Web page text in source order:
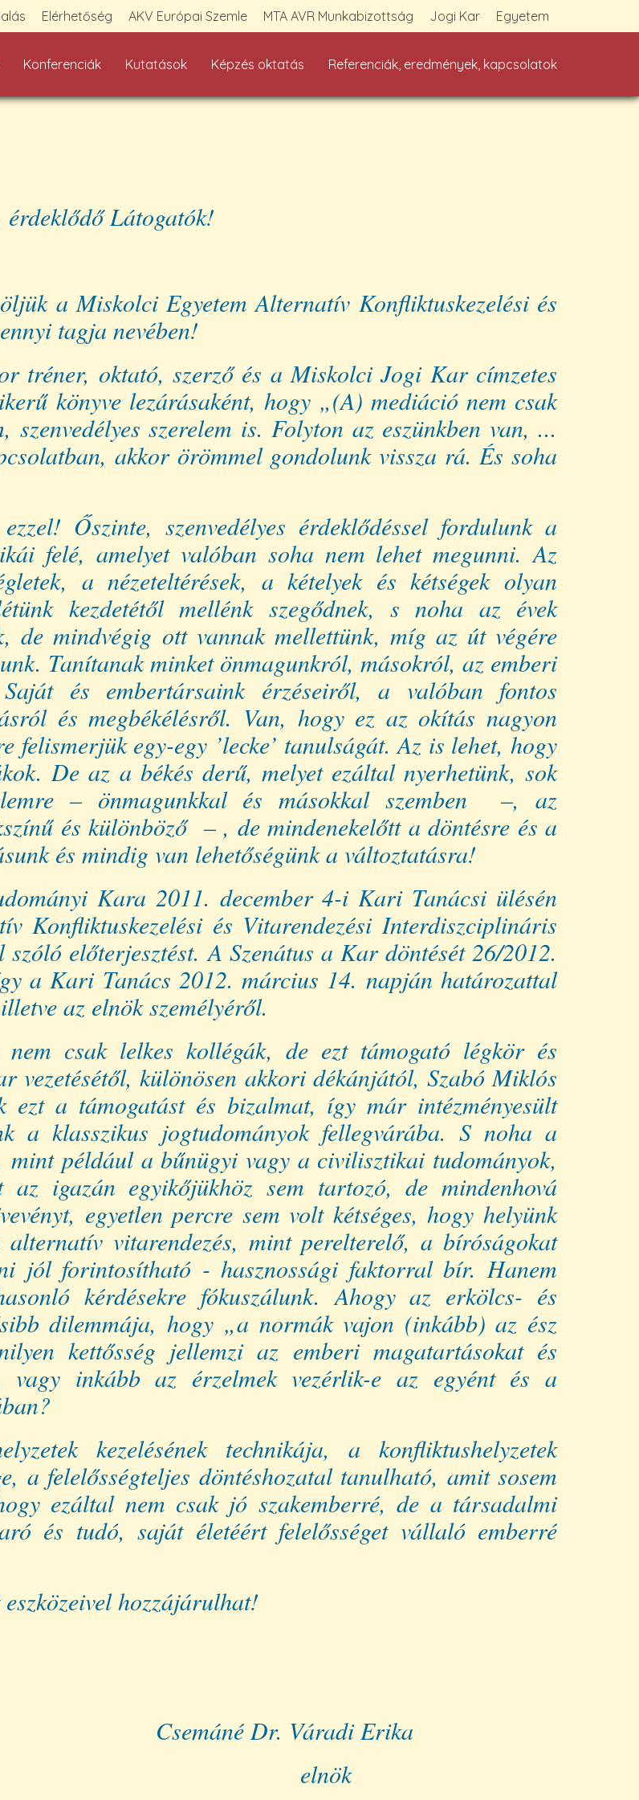
Elérhetőség AKV Európai Szemle MTA AVR Munkabizottság Jogi Kar Egyetem
Konferenciák Kutatások Képzés oktatás Referenciák, eredmények, kapcsolatok
Látogatók!
a Miskolci Egyetem Alternatív Konfliktuskezelési és
tagja nevében!
tréner, oktató, szerző és a Miskolci Jogi Kar címzetes
könyve lezárásaként, hogy „(A) mediáció nem csak
szerelem is. Folyton az eszünkben van, ...
akkor örömmel gondolunk vissza rá. És soha
Őszinte, szenvedélyes érdeklődéssel fordulunk a
felé, amelyet valóban soha nem lehet megunni. Az
a nézeteltérések, a kételyek és kétségek olyan
kezdetétől mellénk szegődnek, s noha az évek
de mindvégig ott vannak mellettünk, míg az út végére
Tanítanak minket önmagunkról, másokról, az emberi
és embertársaink érzéseiről, a valóban fontos
és megbékélésről. Van, hogy ez az okítás nagyon
egy-egy ’lecke’ tanulságát. Az is lehet, hogy
De az a békés derű, melyet ezáltal nyerhetünk, sok
– önmagunkkal és másokkal szemben –, az
és különböző – , de mindenekelőtt a döntésre és a
és mindig van lehetőségünk a változtatásra!
Kara 2011. december 4-i Kari Tanácsi ülésén
Konfliktuskezelési és Vitarendezési Interdiszciplináris
előterjesztést. A Szenátus a Kar döntését 26/2012.
a Kari Tanács 2012. március 14. napján határozattal
az elnök személyéről.
nem csak lelkes kollégák, de ezt támogató légkör és
különösen akkori dékánjától, Szabó Miklós
ezt a támogatást és bizalmat, így már intézményesült
a klasszikus jogtudományok fellegvárába. S noha a
például a bűnügyi vagy a civilisztikai tudományok,
az igazán egyikőjükhöz sem tartozó, de mindenhová
egyetlen percre sem volt kétséges, hogy helyünk
vitarendezés, mint perelterelő, a bíróságokat
jól forintosítható - hasznossági faktorral bír. Hanem
kérdésekre fókuszálunk. Ahogy az erkölcs- és
dilemmája, hogy „a normák vajon (inkább) az ész
kettősség jellemzi az emberi magatartásokat és
inkább az érzelmek vezérlik-e az egyént és a
kezelésének technikája, a konfliktushelyzetek
a felelősségteljes döntéshozatal tanulható, amit sosem
ezáltal nem csak jó szakemberré, de a társadalmi
és tudó, saját életéért felelősséget vállaló emberré
hozzájárulhat!
Váradi Erika